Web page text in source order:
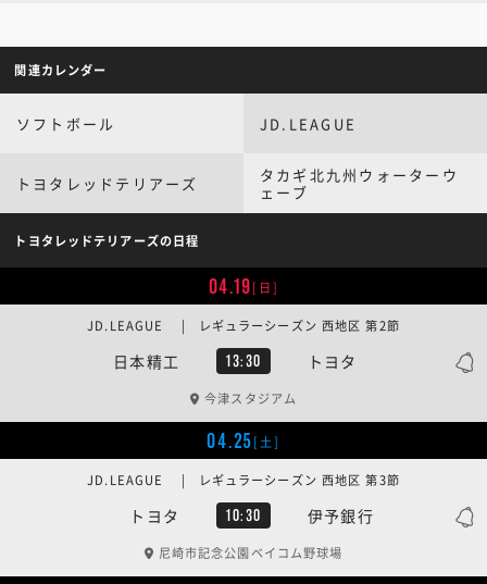
関連カレンダー
ソフトボール JD.LEAGUE
トヨタレッドテリアーズ
タカギ北九州ウォーターウ
ェーブ
トヨタレッドテリアーズの日程
04.19[日]
日本精工 13:30 トヨタ
JD.LEAGUE | レギュラーシーズン 西地区 第2節
今津スタジアム
04.25[土]
トヨタ 10:30 伊予銀行
JD.LEAGUE | レギュラーシーズン 西地区 第3節
尼崎市記念公園ベイコム野球場